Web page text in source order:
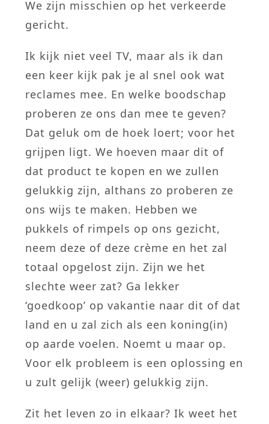
We zijn misschien op het verkeerde
gericht.
Ik kijk niet veel TV, maar als ik dan
een keer kijk pak je al snel ook wat
reclames mee. En welke boodschap
proberen ze ons dan mee te geven?
Dat geluk om de hoek loert; voor het
grijpen ligt. We hoeven maar dit of
dat product te kopen en we zullen
gelukkig zijn, althans zo proberen ze
ons wijs te maken. Hebben we
pukkels of rimpels op ons gezicht,
neem deze of deze crème en het zal
totaal opgelost zijn. Zijn we het
slechte weer zat? Ga lekker
‘goedkoop’ op vakantie naar dit of dat
land en u zal zich als een koning(in)
op aarde voelen. Noemt u maar op.
Voor elk probleem is een oplossing en
u zult gelijk (weer) gelukkig zijn.
Zit het leven zo in elkaar? Ik weet het